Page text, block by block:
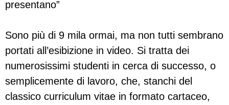
presentano”
Sono più di 9 mila ormai, ma non tutti sembrano
portati all’esibizione in video. Si tratta dei
numerosissimi studenti in cerca di successo, o
semplicemente di lavoro, che, stanchi del
classico curriculum vitae in formato cartaceo,